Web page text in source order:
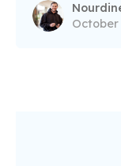
October